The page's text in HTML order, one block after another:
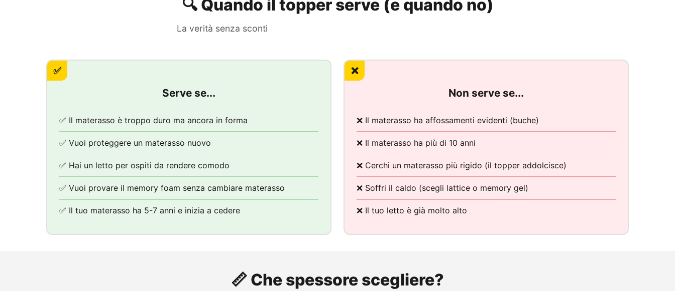
🔍 Quando il topper serve (e quando no)
La verità senza sconti
✅
Serve se...
✅ Il materasso è troppo duro ma ancora in forma
✅ Vuoi proteggere un materasso nuovo
✅ Hai un letto per ospiti da rendere comodo
✅ Vuoi provare il memory foam senza cambiare materasso
✅ Il tuo materasso ha 5-7 anni e inizia a cedere
❌
Non serve se...
❌ Il materasso ha affossamenti evidenti (buche)
❌ Il materasso ha più di 10 anni
❌ Cerchi un materasso più rigido (il topper addolcisce)
❌ Soffri il caldo (scegli lattice o memory gel)
❌ Il tuo letto è già molto alto
📏 Che spessore scegliere?